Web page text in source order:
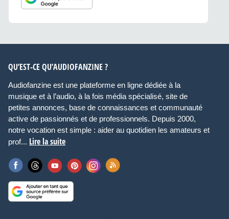
QU’EST-CE QU’AUDIOFANZINE ?
Audiofanzine est une plateforme en ligne dédiée à la
musique et à l’audio, à la fois média spécialisé, site de
petites annonces, base de connaissances et communauté
active de passionnés et de professionnels. Depuis 2000,
notre vocation est simple : aider au quotidien les amateurs et
prof... Lire la suite